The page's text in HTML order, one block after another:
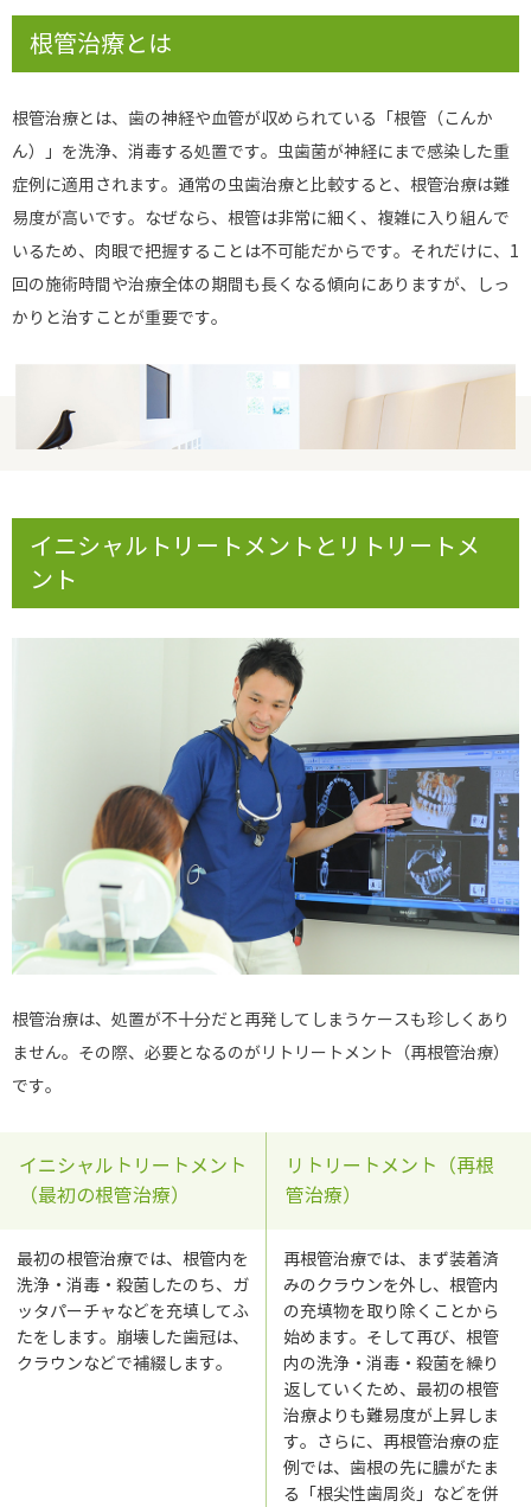
根管治療とは
根管治療とは、歯の神経や血管が収められている「根管（こんか
ん）」を洗浄、消毒する処置です。虫歯菌が神経にまで感染した重
症例に適用されます。通常の虫歯治療と比較すると、根管治療は難
易度が高いです。なぜなら、根管は非常に細く、複雑に入り組んで
いるため、肉眼で把握することは不可能だからです。それだけに、1
回の施術時間や治療全体の期間も長くなる傾向にありますが、しっ
かりと治すことが重要です。
イニシャルトリートメントとリトリートメ
ント
根管治療は、処置が不十分だと再発してしまうケースも珍しくあり
ません。その際、必要となるのがリトリートメント（再根管治療）
です。
イニシャルトリートメント
（最初の根管治療）
リトリートメント（再根
管治療）
最初の根管治療では、根管内を
洗浄・消毒・殺菌したのち、ガ
ッタパーチャなどを充填してふ
たをします。崩壊した歯冠は、
クラウンなどで補綴します。
再根管治療では、まず装着済
みのクラウンを外し、根管内
の充填物を取り除くことから
始めます。そして再び、根管
内の洗浄・消毒・殺菌を繰り
返していくため、最初の根管
治療よりも難易度が上昇しま
す。さらに、再根管治療の症
例では、歯根の先に膿がたま
る「根尖性歯周炎」などを併